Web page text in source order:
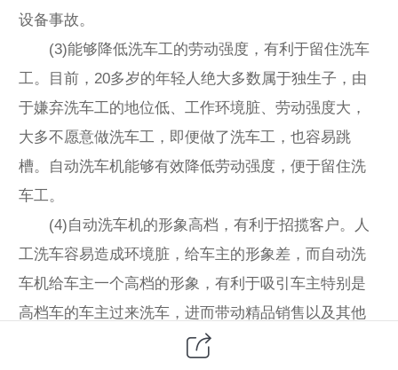
设备事故。
(3)能够降低洗车工的劳动强度，有利于留住洗车
工。目前，20多岁的年轻人绝大多数属于独生子，由
于嫌弃洗车工的地位低、工作环境脏、劳动强度大，
大多不愿意做洗车工，即便做了洗车工，也容易跳
槽。自动洗车机能够有效降低劳动强度，便于留住洗
车工。
(4)自动洗车机的形象高档，有利于招揽客户。人
工洗车容易造成环境脏，给车主的形象差，而自动洗
车机给车主一个高档的形象，有利于吸引车主特别是
高档车的车主过来洗车，进而带动精品销售以及其他